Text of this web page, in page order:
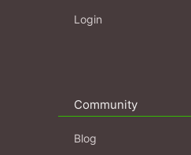
Login
Community
Blog